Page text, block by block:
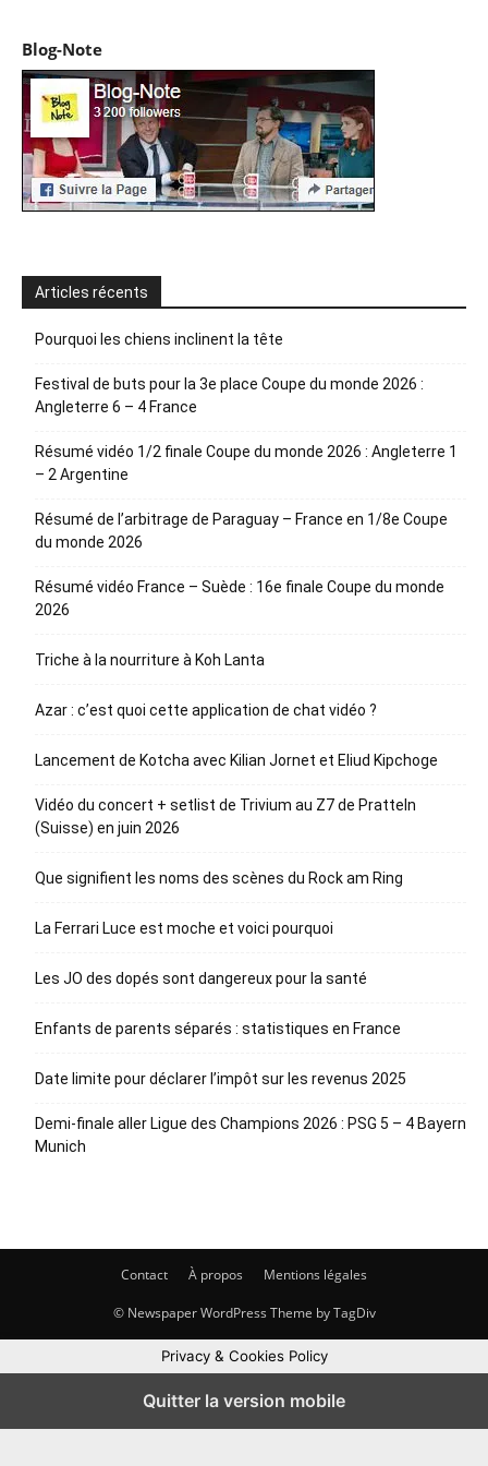
Blog-Note
Articles récents
Pourquoi les chiens inclinent la tête
Festival de buts pour la 3e place Coupe du monde 2026 :
Angleterre 6 – 4 France
Résumé vidéo 1/2 finale Coupe du monde 2026 : Angleterre 1
– 2 Argentine
Résumé de l’arbitrage de Paraguay – France en 1/8e Coupe
du monde 2026
Résumé vidéo France – Suède : 16e finale Coupe du monde
2026
Triche à la nourriture à Koh Lanta
Azar : c’est quoi cette application de chat vidéo ?
Lancement de Kotcha avec Kilian Jornet et Eliud Kipchoge
Vidéo du concert + setlist de Trivium au Z7 de Pratteln
(Suisse) en juin 2026
Que signifient les noms des scènes du Rock am Ring
La Ferrari Luce est moche et voici pourquoi
Les JO des dopés sont dangereux pour la santé
Enfants de parents séparés : statistiques en France
Date limite pour déclarer l’impôt sur les revenus 2025
Demi-finale aller Ligue des Champions 2026 : PSG 5 – 4 Bayern
Munich
Contact À propos Mentions légales
© Newspaper WordPress Theme by TagDiv
Privacy & Cookies Policy
Quitter la version mobile